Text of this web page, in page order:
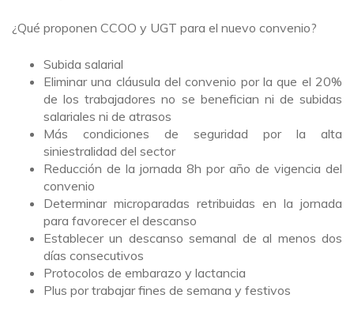
¿Qué proponen CCOO y UGT para el nuevo convenio?
Subida salarial
Eliminar una cláusula del convenio por la que el 20%
de los trabajadores no se benefician ni de subidas
salariales ni de atrasos
Más condiciones de seguridad por la alta
siniestralidad del sector
Reducción de la jornada 8h por año de vigencia del
convenio
Determinar microparadas retribuidas en la jornada
para favorecer el descanso
Establecer un descanso semanal de al menos dos
días consecutivos
Protocolos de embarazo y lactancia
Plus por trabajar fines de semana y festivos